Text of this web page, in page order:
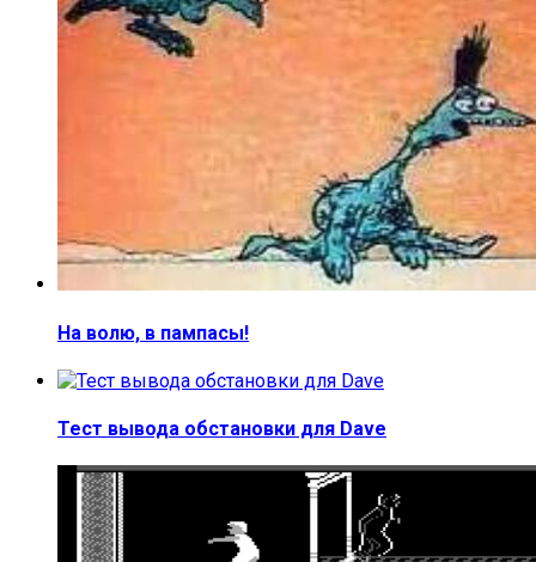
На волю, в пампасы!
Тест вывода обстановки для Dave